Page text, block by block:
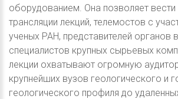
оборудованием. Она позволяет вести
трансляции лекций, телемостов с
ученых РАН, представителей органов
специалистов крупных сырьевых
лекции охватывают огромную
крупнейших вузов геологического и
геологического профиля до